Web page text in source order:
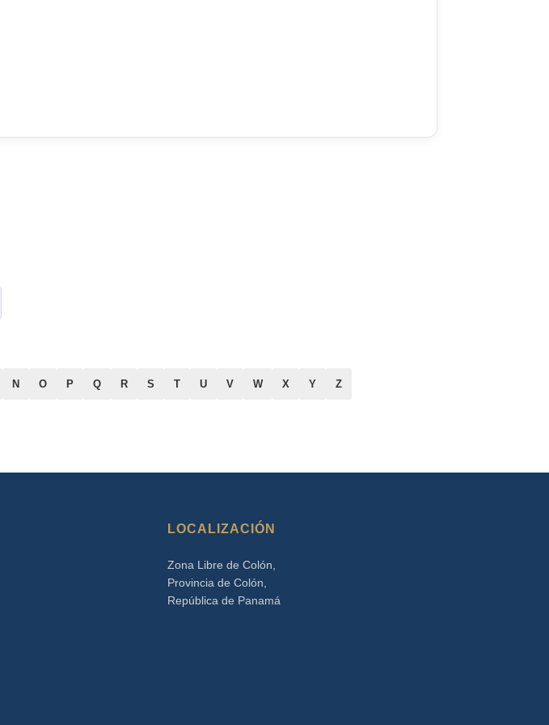
N O P Q R S T U V W X Y Z
LOCALIZACIÓN
Zona Libre de Colón,
Provincia de Colón,
República de Panamá